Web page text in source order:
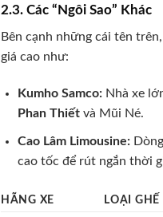
2.3. Các “Ngôi Sao” Khác
Bên cạnh những cái tên
giá cao như:
Kumho Samco:Nhà xe
Phan Thiếtvà Mũi Né.
Cao Lâm Limousine:
cao tốc để rút ngắn thời
HÃNG XE LOẠI GHẾ